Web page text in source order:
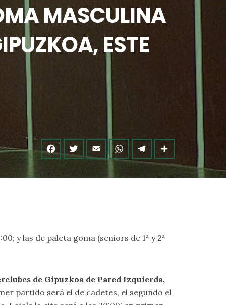
MASCULINA
ESTE
y las de paleta goma (seniors de 1ª y 2ª
de Gipuzkoa de Pared Izquierda,
partido será el de cadetes, el segundo el